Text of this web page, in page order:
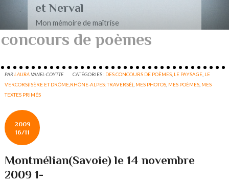
et Nerval
Mon mémoire de maîtrise
concours de poèmes
PARLAURAVANEL-COYTTE CATÉGORIES : DES CONCOURS DE POÈMES LE PAYSAGE LE
VERCORS(ISÈRE ET DRÔME,RHÔNE-ALPES: TRAVERSÉ) MES PHOTOS MES POÈMES MES
TEXTES PRIMÉS
2009
16/11
Montmélian(Savoie) le 14 novembre
2009 1-